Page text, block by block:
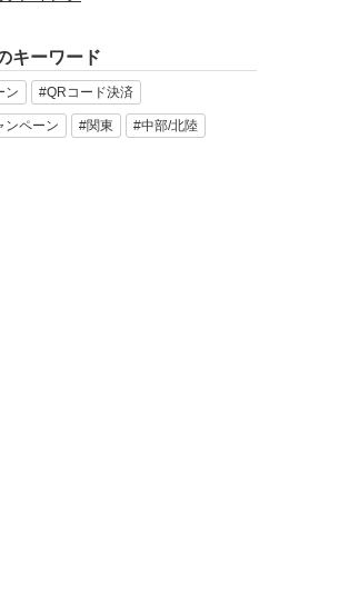
キーワード
ン #QRコード決済
ンペーン #関東 #中部/北陸